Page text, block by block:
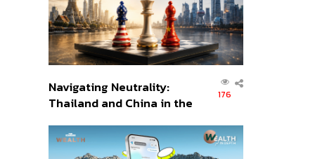
Navigating Neutrality:
Thailand and China in the
Order
176